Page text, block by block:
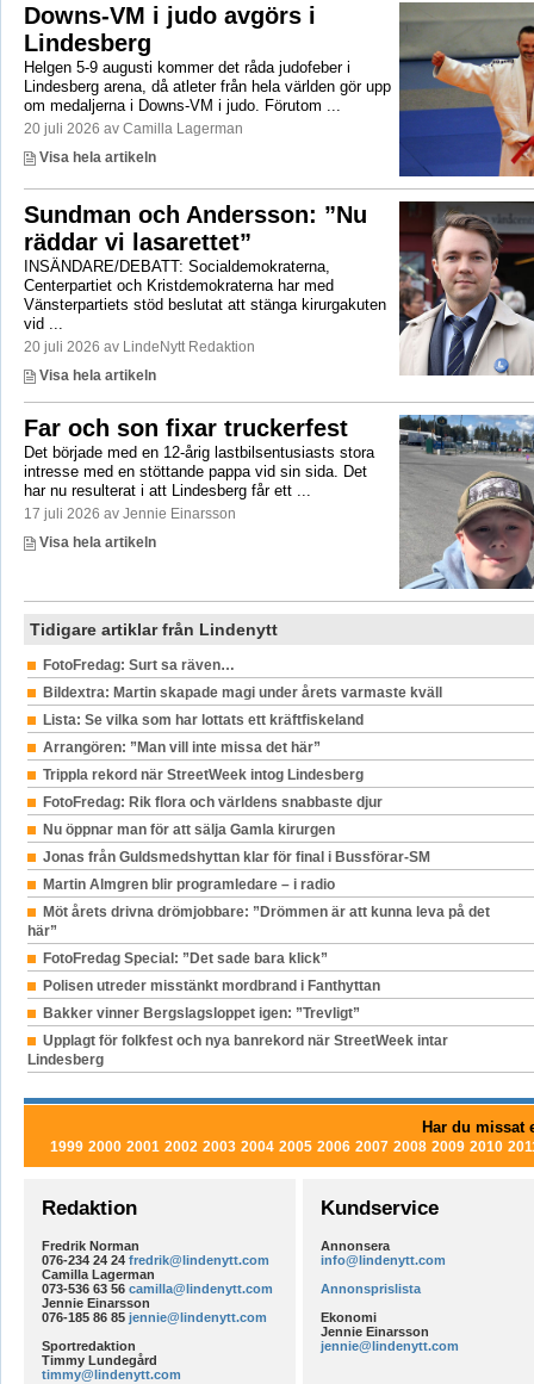
Downs-VM i judo avgörs i
Lindesberg
Helgen 5-9 augusti kommer det råda judofeber i
Lindesberg arena, då atleter från hela världen gör upp
om medaljerna i Downs-VM i judo. Förutom ...
20 juli 2026 av Camilla Lagerman
Visa hela artikeln
Sundman och Andersson: ”Nu
räddar vi lasarettet”
INSÄNDARE/DEBATT: Socialdemokraterna,
Centerpartiet och Kristdemokraterna har med
Vänsterpartiets stöd beslutat att stänga kirurgakuten
vid ...
20 juli 2026 av LindeNytt Redaktion
Visa hela artikeln
Far och son fixar truckerfest
Det började med en 12-årig lastbilsentusiasts stora
intresse med en stöttande pappa vid sin sida. Det
har nu resulterat i att Lindesberg får ett ...
17 juli 2026 av Jennie Einarsson
Visa hela artikeln
Tidigare artiklar från Lindenytt
FotoFredag: Surt sa räven…
Bildextra: Martin skapade magi under årets varmaste kväll
Lista: Se vilka som har lottats ett kräftfiskeland
Arrangören: ”Man vill inte missa det här”
Trippla rekord när StreetWeek intog Lindesberg
FotoFredag: Rik flora och världens snabbaste djur
Nu öppnar man för att sälja Gamla kirurgen
Jonas från Guldsmedshyttan klar för final i Bussförar-SM
Martin Almgren blir programledare – i radio
Möt årets drivna drömjobbare: ”Drömmen är att kunna leva på det
här”
FotoFredag Special: ”Det sade bara klick”
Polisen utreder misstänkt mordbrand i Fanthyttan
Bakker vinner Bergslagsloppet igen: ”Trevligt”
Upplagt för folkfest och nya banrekord när StreetWeek intar
Lindesberg
Har du missat
1999 2000 2001 2002 2003 2004 2005 2006 2007 2008 2009 2010
Redaktion
Fredrik Norman
076-234 24 24 fredrik@lindenytt.com
Camilla Lagerman
073-536 63 56 camilla@lindenytt.com
Jennie Einarsson
076-185 86 85 jennie@lindenytt.com
Sportredaktion
Timmy Lundegård
timmy@lindenytt.com
Kundservice
Annonsera
info@lindenytt.com
Annonsprislista
Ekonomi
Jennie Einarsson
jennie@lindenytt.com